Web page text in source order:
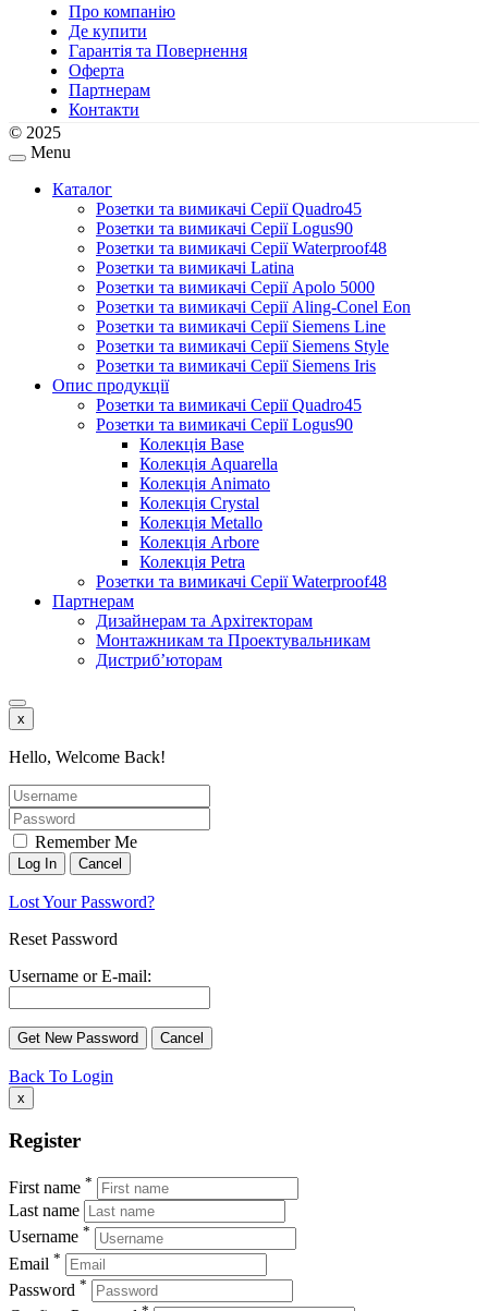
Про компанію
Де купити
Гарантія та Повернення
Оферта
Партнерам
Контакти
© 2025
Menu
Каталог
Розетки та вимикачі Серії Quadro45
Розетки та вимикачі Серії Logus90
Розетки та вимикачі Серії Waterproof48
Розетки та вимикачі Latina
Розетки та вимикачі Серії Apolo 5000
Розетки та вимикачі Серії Aling-Conel Eon
Розетки та вимикачі Серії Siemens Line
Розетки та вимикачі Серії Siemens Style
Розетки та вимикачі Серії Siemens Iris
Опис продукції
Розетки та вимикачі Серії Quadro45
Розетки та вимикачі Серії Logus90
Колекція Base
Колекція Aquarella
Колекція Animato
Колекція Crystal
Колекція Metallo
Колекція Arbore
Колекція Petra
Розетки та вимикачі Серії Waterproof48
Партнерам
Дизайнерам та Архітекторам
Монтажникам та Проектувальникам
Дистриб’юторам
x
Hello, Welcome Back!
Remember Me
Lost Your Password?
Reset Password
Username or E-mail:
Back To Login
x
Register
First name *
Last name
Username *
Email *
Password *